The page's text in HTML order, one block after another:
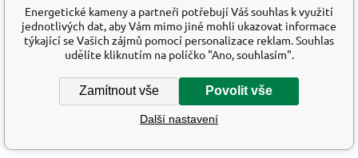
Energetické kameny a partneři potřebují Váš souhlas k využití
jednotlivých dat, aby Vám mimo jiné mohli ukazovat informace
týkající se Vašich zájmů pomocí personalizace reklam. Souhlas
udělíte kliknutím na políčko "Ano, souhlasím".
Zamítnout vše Povolit vše
Další nastavení